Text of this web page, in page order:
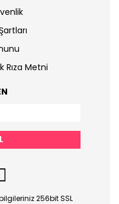
Rıza Metni
256bit SSL